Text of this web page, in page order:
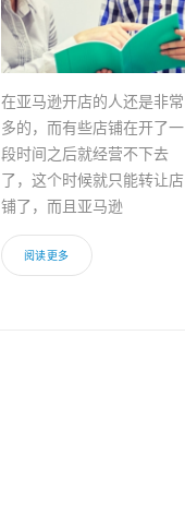
在亚马逊开店的人还是非常
多的，而有些店铺在开了一
段时间之后就经营不下去
了，这个时候就只能转让店
铺了，而且亚马逊
阅读更多